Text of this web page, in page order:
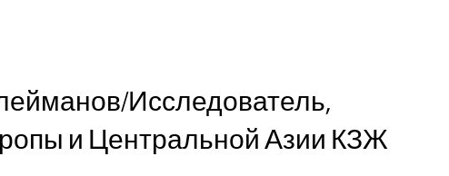
Исследователь,
и Центральной Азии КЗЖ